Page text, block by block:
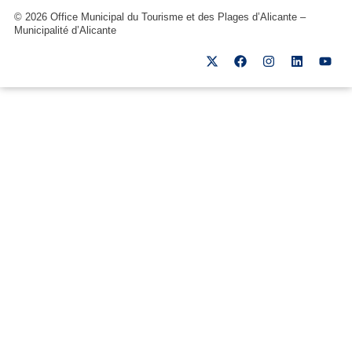
© 2026 Office Municipal du Tourisme et des Plages d’Alicante –
Municipalité d’Alicante